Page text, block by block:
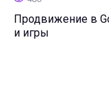
Продвижение в
и игры